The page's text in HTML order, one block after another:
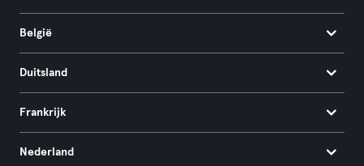
België
Duitsland
Frankrijk
Nederland